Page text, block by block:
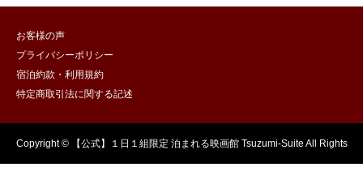
お客様の声
プライバシーポリシー
宿泊約款・利用規約
特定商取引法に関する記述
Copyright © 【公式】１日１組限定 泊まれる映画館 Tsuzumi-Suite All Rights